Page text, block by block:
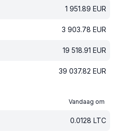
1 951.89 EUR
3 903.78 EUR
19 518.91 EUR
39 037.82 EUR
Vandaag om
0.0128 LTC